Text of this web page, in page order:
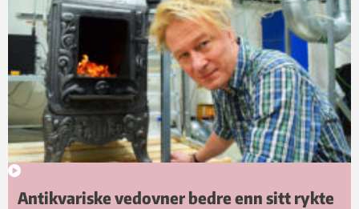
Antikvariske vedovner bedre enn sitt rykte